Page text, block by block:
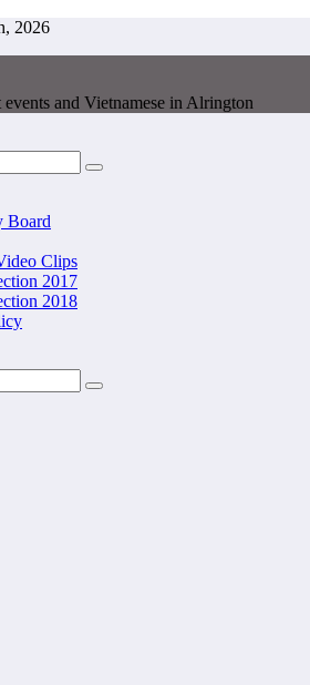
2026
and Vietnamese in Alrington
Board
Clips
2017
2018